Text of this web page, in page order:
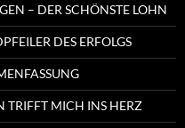
– DER SCHÖNSTE LOHN
DES ERFOLGS
TRIFFT MICH INS HERZ